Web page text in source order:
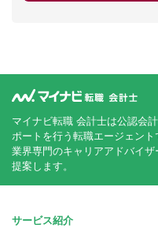
マイナビ転職 会計士は公認会
ポートを行う転職エージェント
業界専門のキャリアアドバイ
提案します。
サービス紹介